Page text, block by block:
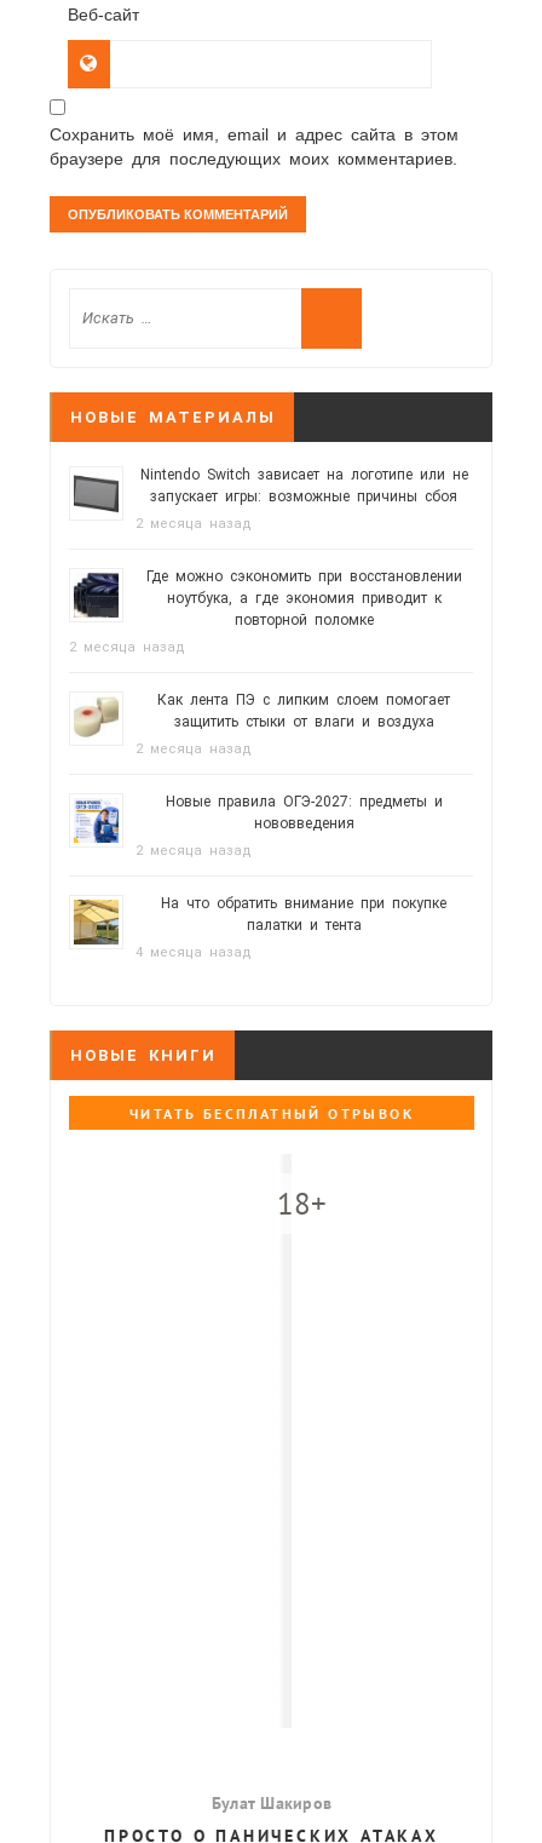
Веб-сайт
Сохранить моё имя, email и адрес сайта в этом
браузере для последующих моих комментариев.
НОВЫЕ МАТЕРИАЛЫ
Nintendo Switch зависает на логотипе или не
запускает игры: возможные причины сбоя
2 месяца назад
Где можно сэкономить при восстановлении
ноутбука, а где экономия приводит к
повторной поломке
2 месяца назад
Как лента ПЭ с липким слоем помогает
защитить стыки от влаги и воздуха
2 месяца назад
Новые правила ОГЭ-2027: предметы и
нововведения
2 месяца назад
На что обратить внимание при покупке
палатки и тента
4 месяца назад
НОВЫЕ КНИГИ